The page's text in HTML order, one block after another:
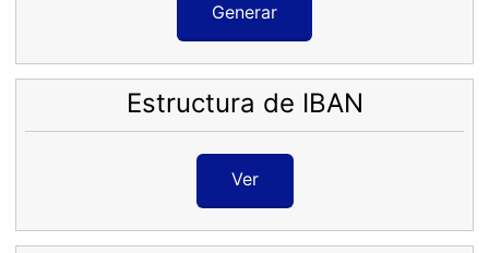
Generar
Estructura de IBAN
Ver